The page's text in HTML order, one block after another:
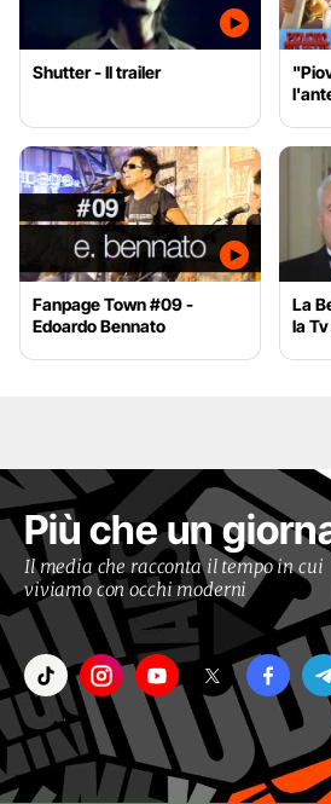
Shutter - Il trailer
Fanpage Town #09 -
Edoardo Bennato
La
la
Più che un
Il media che racconta il tempo in cui
viviamo con occhi moderni